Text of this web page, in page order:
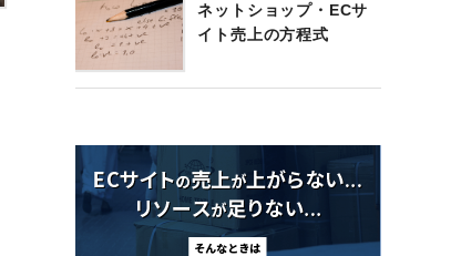
ネットショップ・ECサ
イト売上の方程式